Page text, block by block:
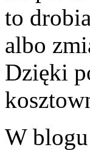
to
albo
Dzięki
W